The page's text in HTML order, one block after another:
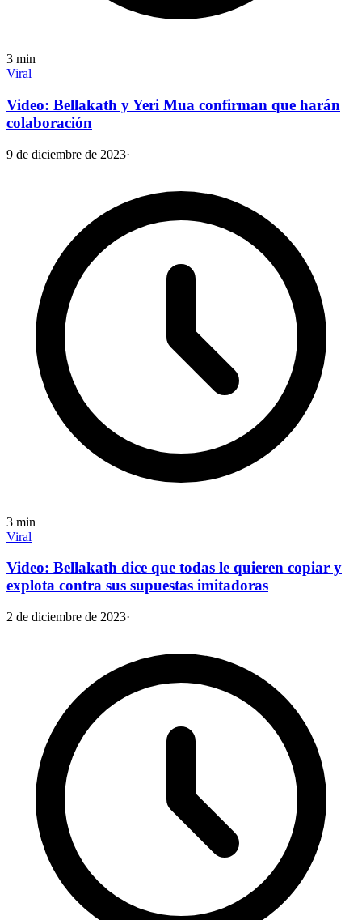
3 min
Viral
Video: Bellakath y Yeri Mua confirman que harán
colaboración
9 de diciembre de 2023·
3 min
Viral
Video: Bellakath dice que todas le quieren copiar y
explota contra sus supuestas imitadoras
2 de diciembre de 2023·